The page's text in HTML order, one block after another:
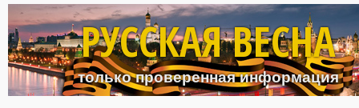
Перейти к основному
РУССКАЯ ВЕСНА
только проверенная информация